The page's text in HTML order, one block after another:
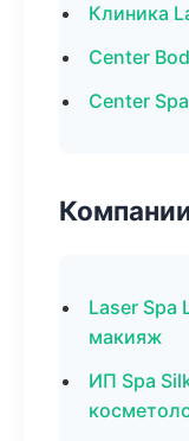
Клиника
Center
Center
Laser Spa
макияж
ИП Spa